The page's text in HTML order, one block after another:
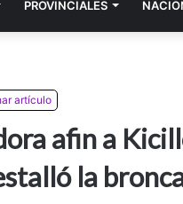
PROVINCIALES
artículo
afin a
la